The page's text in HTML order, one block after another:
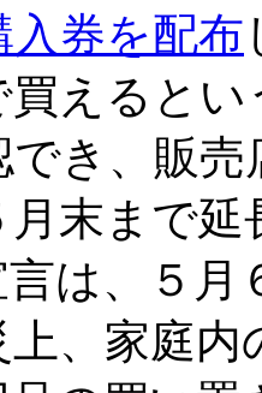
入券を配布
買えると
でき、販
月末まで延
は、５月
、家庭